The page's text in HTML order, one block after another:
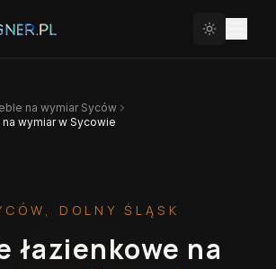
na wymiarSyców
wymiar w Sycowie
, DOLNY ŚLĄSK
łazienkowe na